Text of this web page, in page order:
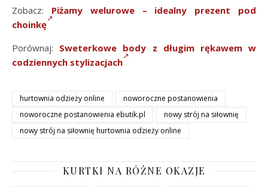
Zobacz: Piżamy welurowe – idealny prezent pod
choinkę
Porównaj: Sweterkowe body z długim rękawem w
codziennych stylizacjach
hurtownia odzieży online
noworoczne postanowienia
noworoczne postanowienia ebutik.pl
nowy strój na siłownię
nowy strój na siłownię hurtownia odzieży online
KURTKI NA RÓŻNE OKAZJE